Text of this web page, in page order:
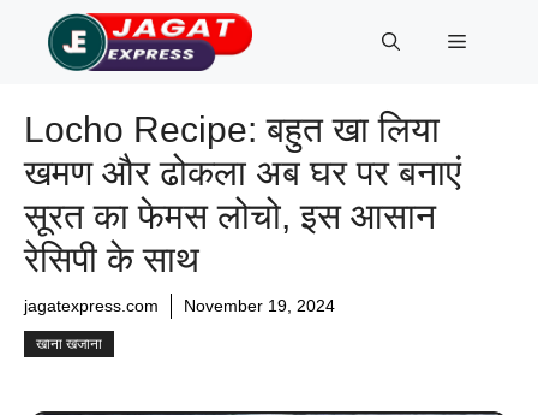
content
Menu
Locho Recipe: बहुत खा लिया
खमण और ढोकला अब घर पर बनाएं
सूरत का फेमस लोचो, इस आसान
रेसिपी के साथ
jagatexpress.com November 19, 2024
खाना खजाना